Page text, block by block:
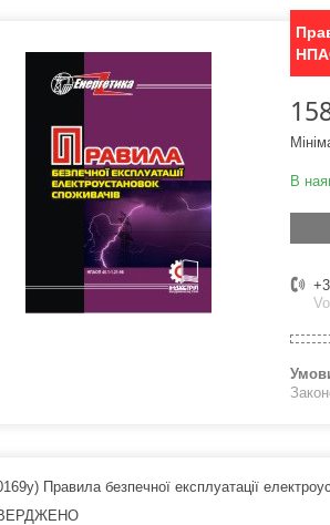
В
Правила безпечної експлуатації